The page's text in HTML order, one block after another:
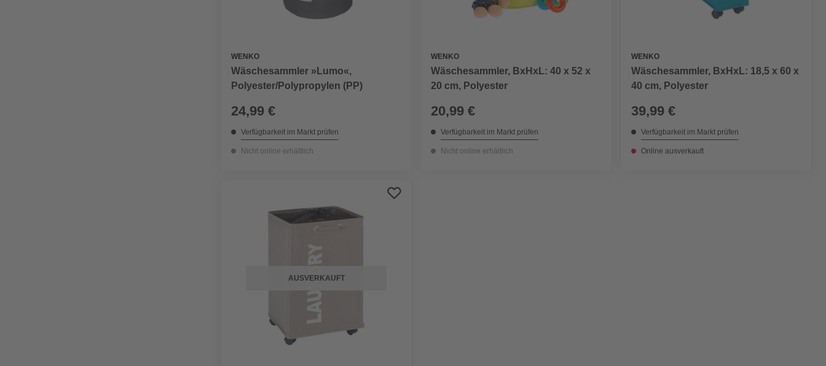
WENKO
Wäschesammler »Lumo«,
Polyester/Polypropylen (PP)
24,99 €
Verfügbarkeit im Markt prüfen
Nicht online erhältlich
WENKO
Wäschesammler, BxHxL: 40 x 52 x
20 cm, Polyester
20,99 €
Verfügbarkeit im Markt prüfen
Nicht online erhältlich
WENKO
Wäschesammler, BxHxL: 18,5 x 60 x
40 cm, Polyester
39,99 €
Verfügbarkeit im Markt prüfen
Online ausverkauft
AUSVERKAUFT